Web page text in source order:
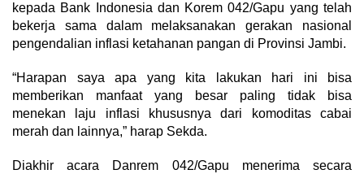
kepada Bank Indonesia dan Korem 042/Gapu yang telah
bekerja sama dalam melaksanakan gerakan nasional
pengendalian inflasi ketahanan pangan di Provinsi Jambi.
“Harapan saya apa yang kita lakukan hari ini bisa
memberikan manfaat yang besar paling tidak bisa
menekan laju inflasi khususnya dari komoditas cabai
merah dan lainnya,” harap Sekda.
Diakhir acara Danrem 042/Gapu menerima secara